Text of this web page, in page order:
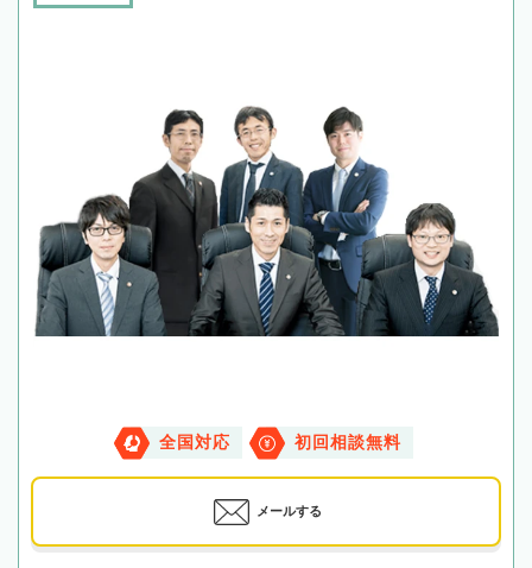
全国対応 初回相談無料
メールする